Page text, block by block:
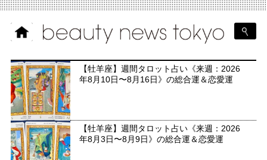
【牡羊座】週間タロット占い《来週：2026
年8月10日〜8月16日》の総合運＆恋愛運
【牡羊座】週間タロット占い《来週：2026
年8月3日〜8月9日》の総合運＆恋愛運